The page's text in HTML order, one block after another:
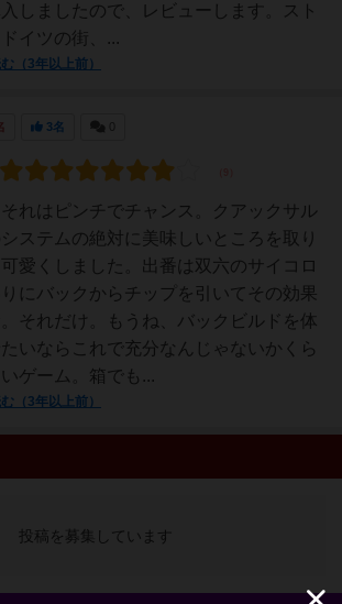
入しましたので、レビューします。スト
イツの街、...
（3年以上前）
3名
れはピンチでチャンス。クアックサル
ステムの絶対に美味しいところを取り
愛くしました。出番は双六のサイコロ
にバックからチップを引いてその効果
それだけ。もうね、バックビルドを体
いならこれで充分なんじゃないかくら
ゲーム。箱でも...
（3年以上前）
投稿を募集しています